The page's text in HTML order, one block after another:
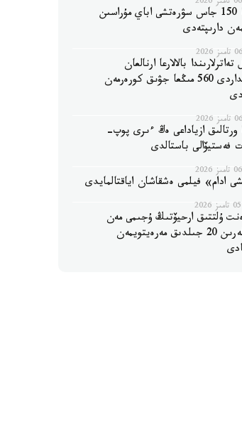
استانادا 150 جاس سۋرەتشى اباي مۇراسىن
دارىپتەدى
بالالارعا ارنالعان
قويىلىمداردى 560 مىڭعا جۋىق كورەرمەن
ورتالىق ازياداعى ەڭ ءىرى پوپ-
فەستيۆالى باستالدى
ادام» فيلمى ەشقاشان اياقتالمايدى
ۇلتتىق ارحيۆتىڭ ۇجىمى مەن
ارداگەرلەرىن 20 جىلدىق مەرەيتويمەن